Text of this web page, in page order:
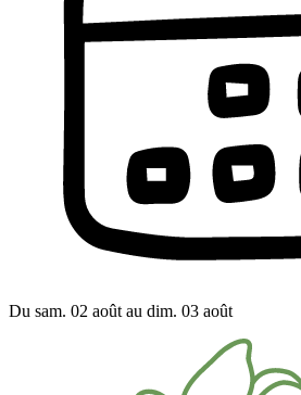
Du sam. 02 août au dim. 03 août